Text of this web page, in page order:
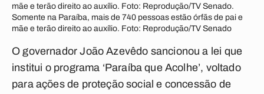
mãe e terão direito ao auxílio. Foto: Reprodução/TV Senado.
Somente na Paraíba, mais de 740 pessoas estão órfãs de pai e
mãe e terão direito ao auxílio. Foto: Reprodução/TV Senado
O governador João Azevêdo sancionou a lei que
institui o programa ‘Paraíba que Acolhe’, voltado
para ações de proteção social e concessão de